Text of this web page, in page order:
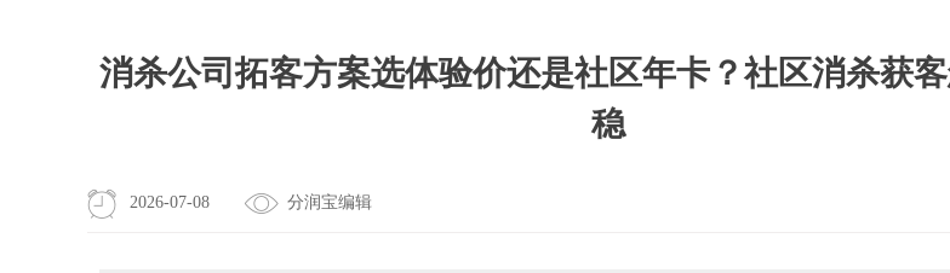
消杀公司拓客方案选体验价还是社区年卡？社区消杀获
稳
2026-07-08 分润宝编辑